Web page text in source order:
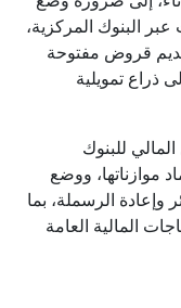
بين السعودية
نعرفه حتى الآن؟
على هرمز
وشيك مع
البنوك المركزية،
قروض مفتوحة
ذراع تمويلية
للبنوك
موازناتها، ووضع
وإعادة الرسملة، بما
المالية العامة